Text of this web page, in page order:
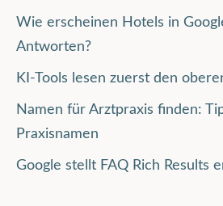
Wie erscheinen Hotels in
Antworten?
KI-Tools lesen zuerst den
Namen für Arztpraxis finden:
Praxisnamen
Google stellt FAQ Rich Results